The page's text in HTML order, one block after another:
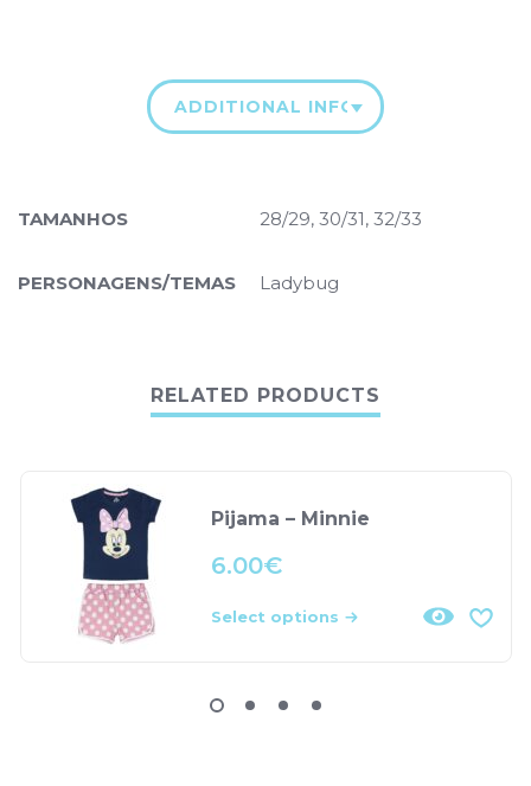
ADDITIONAL INFORMATION
TAMANHOS 28/29, 30/31, 32/33
PERSONAGENS/TEMAS Ladybug
RELATED PRODUCTS
Pijama – Minnie
6.00€
Select options